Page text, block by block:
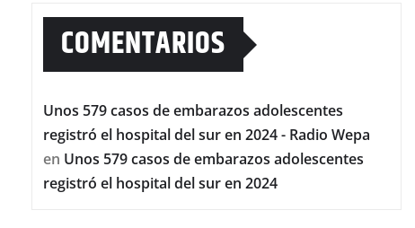
COMENTARIOS
Unos 579 casos de embarazos adolescentes
registró el hospital del sur en 2024 - Radio Wepa
en Unos 579 casos de embarazos adolescentes
registró el hospital del sur en 2024